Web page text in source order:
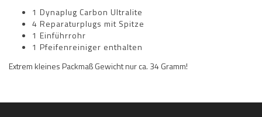
1 Dynaplug Carbon Ultralite
4 Reparaturplugs mit Spitze
1 Einführrohr
1 Pfeifenreiniger enthalten
Extrem kleines Packmaß Gewicht nur ca. 34 Gramm!